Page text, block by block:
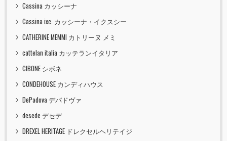
Cassina カッシーナ
Cassina ixc. カッシーナ・イクスシー
CATHERINE MEMMI カトリーヌ メミ
cattelan italia カッテランイタリア
CIBONE シボネ
CONDEHOUSE カンディハウス
DePadova デパドヴァ
desede デセデ
DREXEL HERITAGE ドレクセルヘリテイジ